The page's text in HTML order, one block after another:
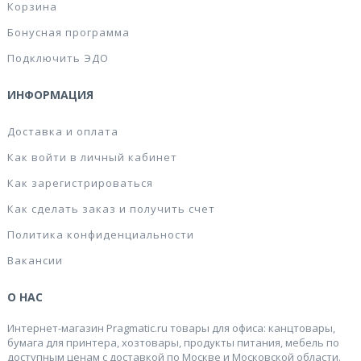
Корзина
Бонусная программа
Подключить ЭДО
ИНФОРМАЦИЯ
Доставка и оплата
Как войти в личный кабинет
Как зарегистрироваться
Как сделать заказ и получить счет
Политика конфиденциальности
Вакансии
О НАС
Интернет-магазин Pragmatic.ru товары для офиса: канцтовары,
бумага для принтера, хозтовары, продукты питания, мебель по
доступным ценам с доставкой по Москве и Московской области.